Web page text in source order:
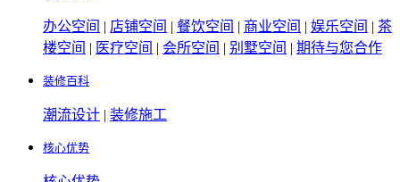
办公空间 | 店铺空间 | 餐饮空间 | 商业空间 | 娱乐空间 | 茶
楼空间 | 医疗空间 | 会所空间 | 别墅空间 | 期待与您合作
装修百科
潮流设计 | 装修施工
核心优势